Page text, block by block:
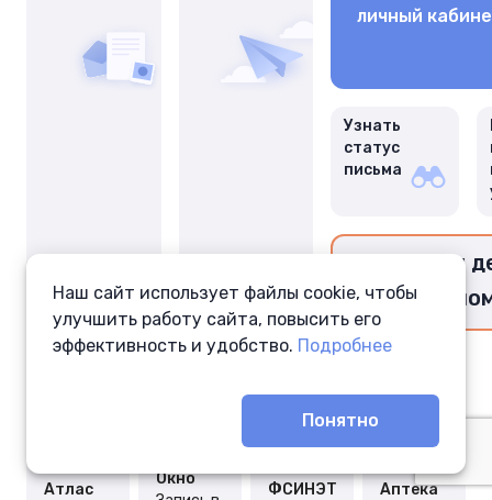
личный
Узнать
статус
письма
Перевести
Атлас
Окно
ФСИНЭТ Аптека
Наш сайт использует файлы cookie, чтобы
улучшить работу сайта, повысить его
эффективность и удобство. Подробнее
Понятно